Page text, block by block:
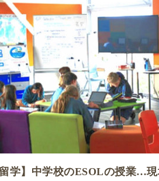
学】中学校のESOLの授業…